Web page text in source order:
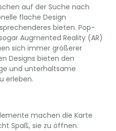
auf der Suche nach
flache Design
bieten. Pop-
Augmented Reality (AR)
sich immer größerer
Designs bieten den
und unterhaltsame
erleben.
machen die Karte
Spaß, sie zu öffnen.